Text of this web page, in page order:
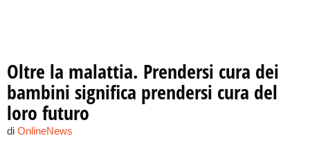
Oltre la malattia. Prendersi cura dei
bambini significa prendersi cura del
loro futuro
di OnlineNews